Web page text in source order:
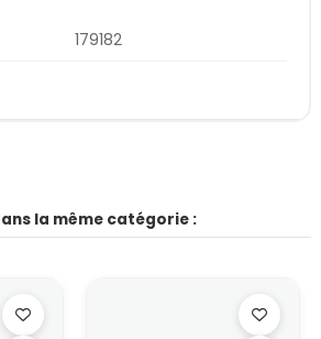
179182
la même catégorie :